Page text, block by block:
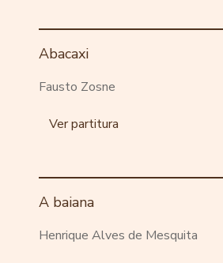
Abacaxi
Fausto Zosne
Ver partitura
A baiana
Henrique Alves de Mesquita